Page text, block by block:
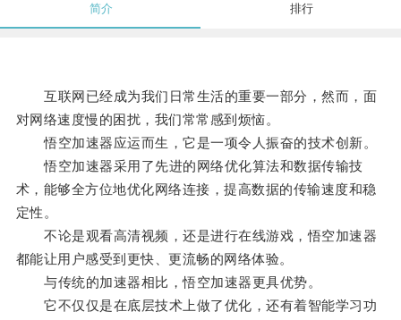
简介 排行
互联网已经成为我们日常生活的重要一部分，然而，面
对网络速度慢的困扰，我们常常感到烦恼。
悟空加速器应运而生，它是一项令人振奋的技术创新。
悟空加速器采用了先进的网络优化算法和数据传输技
术，能够全方位地优化网络连接，提高数据的传输速度和稳
定性。
不论是观看高清视频，还是进行在线游戏，悟空加速器
都能让用户感受到更快、更流畅的网络体验。
与传统的加速器相比，悟空加速器更具优势。
它不仅仅是在底层技术上做了优化，还有着智能学习功